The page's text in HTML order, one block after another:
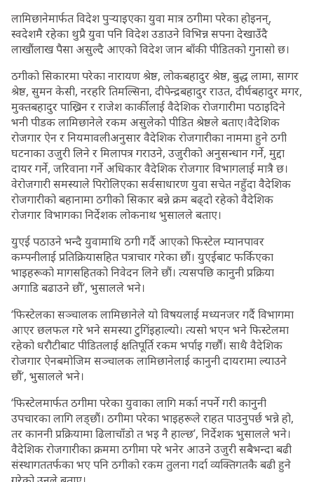
लामिछानेमार्फत विदेश पुर्‍याइएका युवा मात्र ठगीमा परेका होइनन्,
स्वदेशमै रहेका थुप्रै युवा पनि विदेश उडाउने विभिन्न सपना देखाउँदै
लाखौंलाख पैसा असुल्दै आएको विदेश जान बाँकी पीडितको गुनासो छ।
ठगीको सिकारमा परेका नारायण श्रेष्ठ, लोकबहादुर श्रेष्ठ, बुद्ध लामा, सागर
श्रेष्ठ, सुमन केसी, नरहरि तिमल्सिना, दीपेन्द्रबहादुर राउत, दीर्घबहादुर मगर,
मुक्तबहादुर पाख्रिन र राजेश कार्कीलाई वैदेशिक रोजगारीमा पठाइदिने
भनी पीडक लामिछानेले रकम असुलेको पीडित श्रेष्ठले बताए।वैदेशिक
रोजगार ऐन र नियमावलीअनुसार वैदेशिक रोजगारीका नाममा हुने ठगी
घटनाका उजुरी लिने र मिलापत्र गराउने, उजुरीको अनुसन्धान गर्ने, मुद्दा
दायर गर्ने, जरिवाना गर्ने अधिकार वैदेशिक रोजगार विभागलाई मात्रै छ।
वेरोजगारी समस्याले पिरोलिएका सर्वसाधारण युवा सचेत नहुँदा वैदेशिक
रोजगारीको बहानामा ठगीको सिकार बन्ने क्रम बढ्दो रहेको वैदेशिक
रोजगार विभागका निर्देशक लोकनाथ भुसालले बताए।
युएई पठाउने भन्दै युवामाथि ठगी गर्दै आएको फिस्टेल म्यानपावर
कम्पनीलाई प्रतिक्रियासहित पत्राचार गरेका छौं। युएईबाट फर्किएका
भाइहरूको मागसहितको निवेदन लिने छौं। त्यसपछि कानुनी प्रक्रिया
अगाडि बढाउने छौं’, भुसालले भने।
‘फिस्टेलका सञ्चालक लामिछानेले यो विषयलाई मध्यनजर गर्दै विभागमा
आएर छलफल गरे भने समस्या टुगिंइहाल्यो। त्यसो भएन भने फिस्टेलमा
रहेको धरौटीबाट पीडितलाई क्षतिपूर्ति रकम भर्पाइ गर्छौं। साथै वैदेशिक
रोजगार ऐनबमोजिम सञ्चालक लामिछानेलाई कानुनी दायरामा ल्याउने
छौं’, भुसालले भने।
‘फिस्टेलमार्फत ठगीमा परेका युवाका लागि मर्का नपर्ने गरी कानुनी
उपचारका लागि लड्छौं। ठगीमा परेका भाइहरूले राहत पाउनुपर्छ भन्ने हो,
तर काननी प्रक्रियामा ढिलाचाँडो त भइ नै हाल्छ’, निर्देशक भुसालले भने।
वैदेशिक रोजगारीका क्रममा ठगीमा परे भनेर आउने उजुरी सबैभन्दा बढी
संस्थागततर्फका भए पनि ठगीको रकम तुलना गर्दा व्यक्तिगतकै बढी हुने